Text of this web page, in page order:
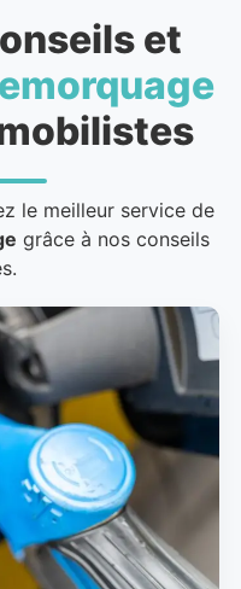
et
le meilleur service de
grâce à nos conseils